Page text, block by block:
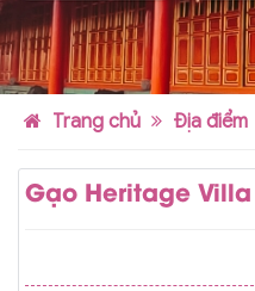
Trang chủ Địa điểm
Gạo Heritage Villa